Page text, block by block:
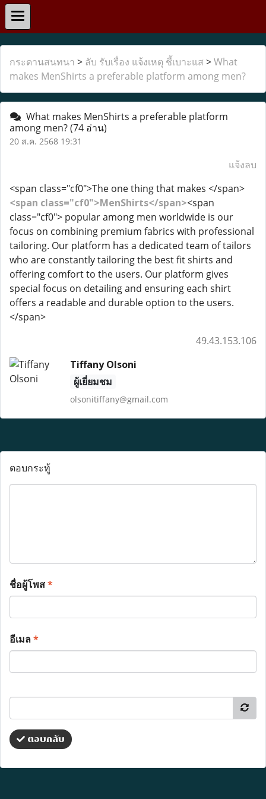
กระดานสนทนา > ลับ รับเรื่อง แจ้งเหตุ ชี้เบาะแส >What
makes MenShirts a preferable platform among men?
What makes MenShirts a preferable platform
among men?(74 อ่าน)
20 ส.ค. 2568 19:31
แจ้งลบ
<span class="cf0">The one thing that makes </span>
<span class="cf0">MenShirts</span><span
class="cf0"> popular among men worldwide is our
focus on combining premium fabrics with professional
tailoring. Our platform has a dedicated team of tailors
who are constantly tailoring the best fit shirts and
offering comfort to the users. Our platform gives
special focus on detailing and ensuring each shirt
offers a readable and durable option to the users.
</span>
49.43.153.106
Tiffany Olsoni
ผู้เยี่ยมชม
olsonitiffany@gmail.com
ตอบกระทู้
ชื่อผู้โพส*
อีเมล*
ตอบกลับ